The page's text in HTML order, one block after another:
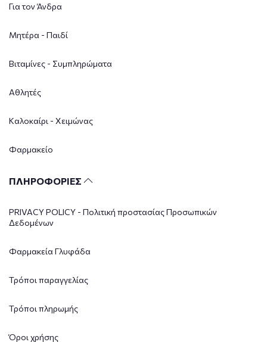
Για τον Άνδρα
Μητέρα - Παιδί
Βιταμίνες - Συμπληρώματα
Αθλητές
Καλοκαίρι - Χειμώνας
Φαρμακείο
ΠΛΗΡΟΦΟΡΙΕΣ
PRIVACY POLICY - Πολιτική προστασίας Προσωπικών
Δεδομένων
Φαρμακεία Γλυφάδα
Τρόποι παραγγελίας
Τρόποι πληρωμής
Όροι χρήσης